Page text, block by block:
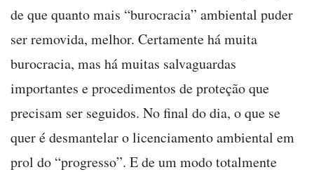
de que quanto mais “burocracia” ambiental puder
ser removida, melhor. Certamente há muita
burocracia, mas há muitas salvaguardas
importantes e procedimentos de proteção que
precisam ser seguidos. No final do dia, o que se
quer é desmantelar o licenciamento ambiental em
prol do “progresso”. E de um modo totalmente